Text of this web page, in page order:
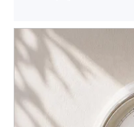
Výpis produktů